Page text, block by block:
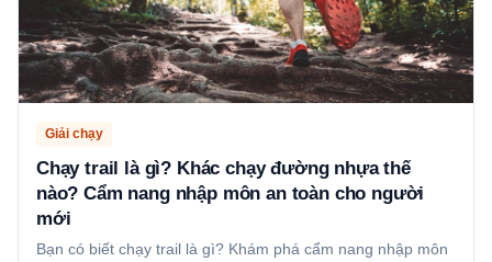
Giải chạy
Chạy trail là gì? Khác chạy đường nhựa thế
nào? Cẩm nang nhập môn an toàn cho người
mới
Bạn có biết chạy trail là gì? Khám phá cẩm nang nhập môn